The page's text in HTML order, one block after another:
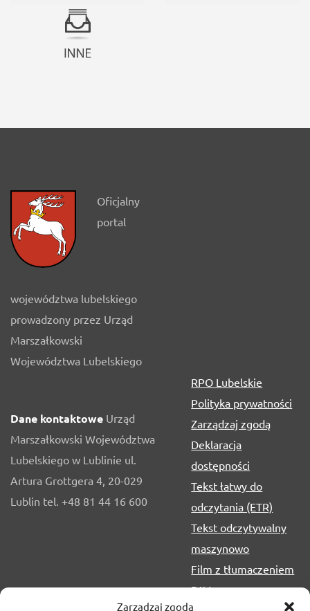
Zarządzaj zgodą
Oficjalny
portal
województwa lubelskiego
prowadzony przez Urząd
Marszałkowski
Województwa Lubelskiego
Dane kontaktowe Urząd
Marszałkowski Województwa
Lubelskiego w Lublinie ul.
Artura Grottgera 4, 20-029
Lublin tel. +48 81 44 16 600
RPO Lubelskie
Polityka prywatności
Zarządzaj zgodą
Deklaracja
dostępności
Tekst łatwy do
odczytania (ETR)
Tekst odczytywalny
maszynowo
Film z tłumaczeniem
PJM